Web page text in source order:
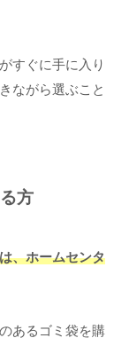
すぐに手に入り
ながら選ぶこと
方
、ホームセンタ
あるゴミ袋を購